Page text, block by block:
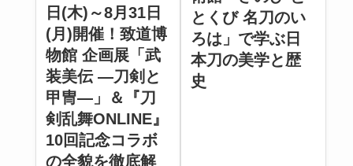
日(木)～8月31日
(月)開催！致道博
物館 企画展「武
装美伝 ―刀剣と
甲冑―」＆『刀
剣乱舞ONLINE』
10回記念コラボ
の全貌を徹底解
とくび 名刀のい
ろは」で学ぶ日
本刀の美学と歴
史